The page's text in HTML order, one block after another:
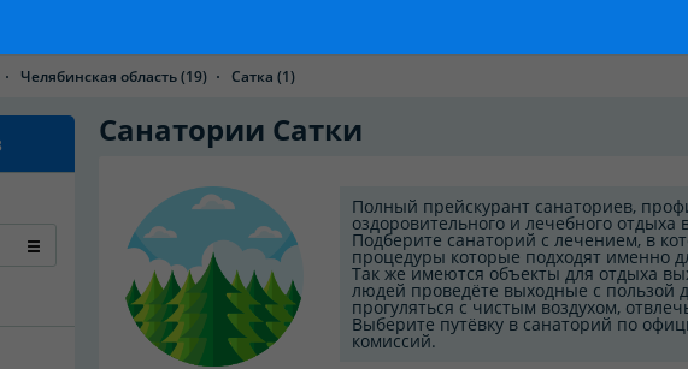
Челябинская область(19) Сатка (1)
Санатории Сатки
Полный прейскурант санаториев,
оздоровительного и лечебного отдыха
Подберите санаторий с лечением, в
процедуры которые подходят именно
Так же имеются объекты для отдыха
людей проведёте выходные с пользой
прогуляться с чистым воздухом,
Выберите путёвку в санаторий по
комиссий.